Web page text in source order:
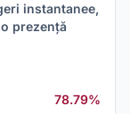
instantanee,
prezență
78.79%